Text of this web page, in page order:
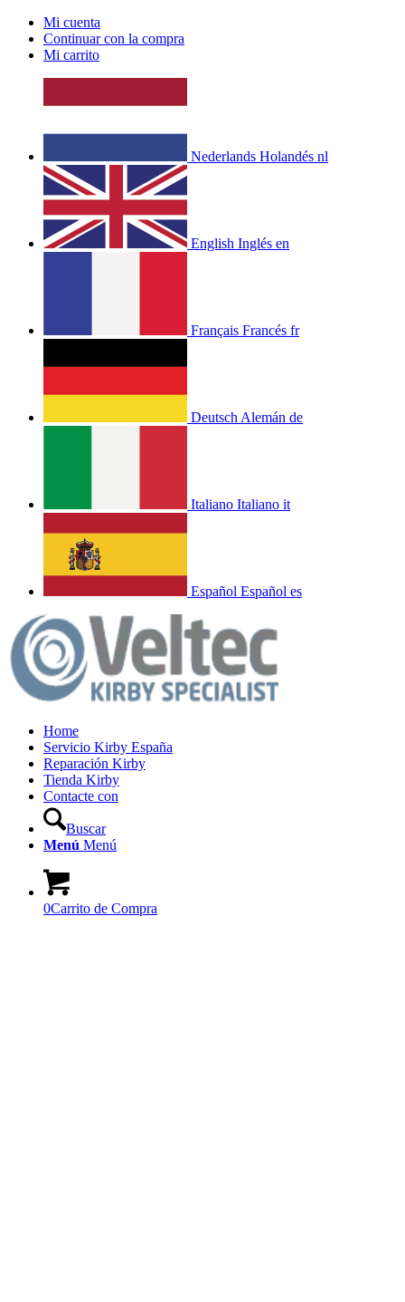
Mi cuenta
Continuar con la compra
Mi carrito
Nederlands Holandés nl
English Inglés en
Français Francés fr
Deutsch Alemán de
Italiano Italiano it
Español Español es
Home
Servicio Kirby España
Reparación Kirby
Tienda Kirby
Contacte con
Buscar
Menú Menú
0Carrito de Compra